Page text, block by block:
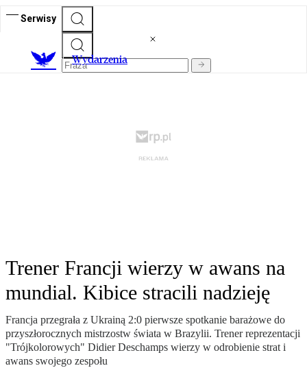
Serwisy
Wydarzenia
Trener Francji wierzy w awans na
mundial. Kibice stracili nadzieję
Francja przegrała z Ukrainą 2:0 pierwsze spotkanie barażowe do
przyszłorocznych mistrzostw świata w Brazylii. Trener reprezentacji
"Trójkolorowych" Didier Deschamps wierzy w odrobienie strat i
awans swojego zespołu